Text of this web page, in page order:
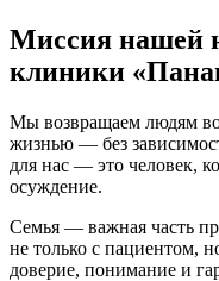
Миссия нашей
клиники
Мы возвращаем людям
жизнью — без
для нас — это человек,
осуждение.
Семья — важная часть
не только с пациентом,
доверие, понимание и